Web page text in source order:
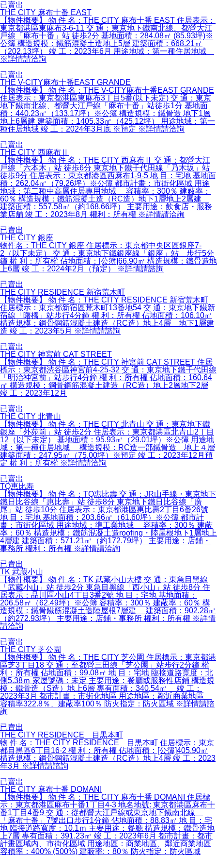
已賣出
THE CITY 麻布十番 EAST
【物件概要】 物 件 名：THE CITY 麻布十番 EAST 住居表示：
東京都港區東麻布3-6-11 交 通：東京地下鐵南北線、都營大江
戶線「麻布十番」站 徒歩2分 基地面積：284.08㎡ (85.93坪)※
公簿 構造規模：鐵筋混凝土造地上5層 建築面積：668.21㎡
（202.13坪） 竣 工：2023年6月 用途地域：第一種住居地域
※詳情請洽詢
已賣出
THE V-CITY麻布十番EAST GRANDE
【物件概要】 物 件 名：THE V-CITY麻布十番EAST GRANDE
住居表示：東京都港區東麻布3丁目5番(以下未定) 交 通：東京
地下鐵南北線、都營大江戶線「麻布十番」站徒歩1分 基地面
積：440.23㎡（133.17坪）※公簿 構造規模：鐵骨造 地下1層
地上6層建 建築面積：1405.33㎡（425.12坪） 用途地域：第一
種住居地域 竣 工：2024年3月底 ※預定 ※詳情請洽詢
已賣出
THE CITY 西麻布Ⅱ
【物件概要】 物 件 名：THE CITY 西麻布Ⅱ 交 通：都營大江
戶線「六本木」站 徒歩6分 東京地下鐵千代田線「乃木坂」站
徒歩9分 住居表示：東京都港區西麻布1-9-5 地 目：宅地 基地面
積：262.04㎡（79.26坪）※公簿 都市計畫：市街化區域 用途
地域：第二種中高層住居專用地域 容積率：300％ 建蔽率：
60％ 構造規模：鐵筋混凝土造（RC造）地下1層地上2層建
建築面積：557.58㎡（約168.66坪） 主要用途：飲食店・服務
業店舗 竣 工：2023年8月 權利：所有權 ※詳情請洽詢
已賣出
THE CITY 銀座
物件名：THE CITY 銀座 住居標示：東京都中央区區銀座7-
2（以下未定） 交 通：東京地下鐵銀座線「銀座」站 步行5分
鐘 權 利：所有權 佔地面積：[公簿]66.90㎡ 構造規模：鐵骨造地
上6層 竣 工：2024年2月（預定） ※詳情請諮詢
已賣出
THE CITY RESIDENCE 新宿荒木町
【物件概要】 物 件 名：THE CITY RESIDENCE 新宿荒木町
住居標示：東京都新宿區荒木町13番地54 交 通：東京地下鐵新
宿線「曙橋」站步行4分鐘 權 利：所有權 佔地面積：106.10㎡
構造規模：鋼骨鋼筋混凝土建造（RC造）地上4層 地下1層建
造 竣 工：2023年5月 ※詳情請諮詢
已賣出
THE CITY 神宮前 CAT STREET
【物件概要】 物 件 名：THE CITY 神宮前 CAT STREET 住居
標示：東京都渋谷區神宮前4-25-32 交 通：東京地下鐵千代田線
「明治神宮前」站步行4分鐘 權 利：所有權 佔地面積：160.64
㎡ 構造規模：鋼骨鋼筋混凝土建造（RC造）地上2層地下2層
竣 工：2023年12月
已賣出
THE CITY 北青山
【物件概要】 物 件 名：THE CITY 北青山 交 通：東京地下鐵
銀座「外苑前」站 徒歩2分 住居表示：東京都港區北青山2丁目
12（以下未定） 基地面積：95.93㎡（29.01坪）※公簿 用途地
域：第一種住居地域 構造規模：RC造一部鐵骨造 地上４層
建築面積：247.95㎡（75.00坪）※預定 竣 工：2023年12月預
定 權 利：所有權 ※詳情請洽詢
已賣出
TQ恵比寿
【物件概要】 物 件 名：TQ惠比壽 交 通：JR山手線・東京地下
鐵日比谷線「惠比壽」站 徒歩8分 東京地下鐵日比谷線「廣
尾」站 徒歩10分 住居表示：東京都港區惠比壽2丁目6番26號
地 目：宅地 基地面積：203.66㎡（61.60坪）※公簿 都市計
畫：市街化區域 用途地域：準工業地域 容積率：300％ 建蔽
率：60％ 構造規模：鐵筋混凝土造roofing・陸屋根地下1層地上
4層建 建築面積：571.21㎡（約172.79坪） 主要用途：店鋪・
事務所 權利：所有權 ※詳情請洽詢
已賣出
TK 武蔵小山
【物件概要】 物 件 名：TK 武藏小山大樓 交 通：東急目黑線
「武藏小山」站 徒歩2分 東急目黑線「西小山」站 徒歩8分 住
居表示：品川區小山4丁目3番2號 地 目：宅地 基地面積：
206.58㎡（62.49坪）※公簿 容積率：300％ 建蔽率：60％ 構
造規模：鐵骨鐵筋混凝土造陸屋根7層建 建築面積：902.28㎡
（約272.93坪） 主要用途：店鋪・事務所 權利：所有權 ※詳情
請洽詢
已賣出
THE CITY 芝公園
【物件概要】 物 件 名：THE CITY 芝公園 住居標示：東京都港
區芝3丁目18 交 通：至都營三田線「芝公園」站步行2分鐘 權
利：所有權 佔地面積：99.08㎡ 地 目：宅地 臨接道路寬度：北
側5.38ｍ 家屋號碼：未定 主要用途：餐廳或服務性店鋪 構造規
模：鐵骨造（S造）地上6層 專有面積：340.54㎡ 竣 工：
2023年3月 都市計畫：市街化地區 用途地區：鄰近商業地區
容積率322.8％、建蔽率100％ 防火指定：防火區域 ※詳情請諮
詢
已賣出
THE CITY RESIDENCE 目黒本町
物 件 名：THE CITY RESIDENCE 目黒本町 住居標示：東京
都目黒區6丁目16-2 權 利：所有權 佔地面積：[公簿]405.90㎡
構造規模：鋼骨鋼筋混凝土建造（RC造）地上4層 竣 工：2023
年3月 ※詳情請諮詢
已賣出
THE CITY 麻布十番 DOMANI
【物件概要】 物 件 名：THE CITY 麻布十番 DOMANI 住居標
示：東京都港區麻布十番1丁目4-3 地名地號: 東京都港區麻布十
番1丁目4番9 交 通：從都營大江戶線或東京地下鐵南北線
「麻布十番」7號出口步行1分鐘 佔地面積：88.83㎡ 地 目：宅
地 臨接道路寬度：10.1ｍ 主要用途：餐廳 構造規模：鐵骨造地
上7層 專有面積：391.23㎡ 竣 工：2023年6月 都市計畫：都市
計畫區域內、市街化區域 用途地區：商業地區、鄰近商業地區
容積率：400% (500%) 建蔽率:：80％ 防火指定：防火區域